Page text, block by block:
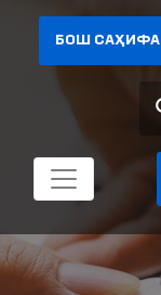
БОШ САҲИФА